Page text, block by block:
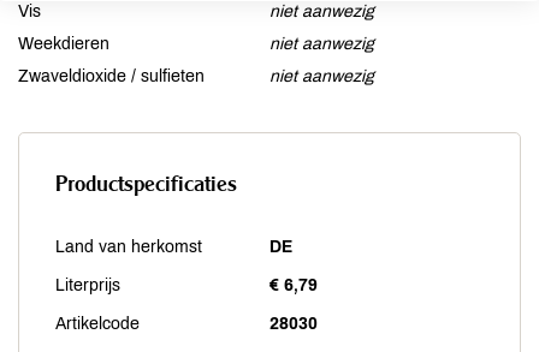
Vis
niet aanwezig
Weekdieren
niet aanwezig
Zwaveldioxide / sulfieten
niet aanwezig
Productspecificaties
Land van herkomst DE
Literprijs € 6,79
Artikelcode 28030